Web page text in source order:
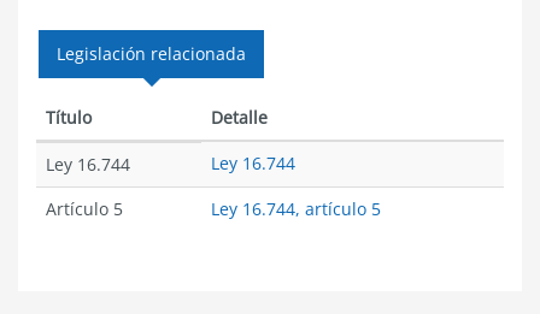
Legislación relacionada
Título Detalle
Ley 16.744
Ley 16.744
Artículo 5
Ley 16.744, artículo 5